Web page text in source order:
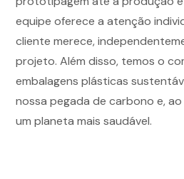
equipe oferece a atenção
cliente merece,
projeto. Além disso, temos o
embalagens plásticas
nossa pegada de carbono e,
um planeta mais saudável.